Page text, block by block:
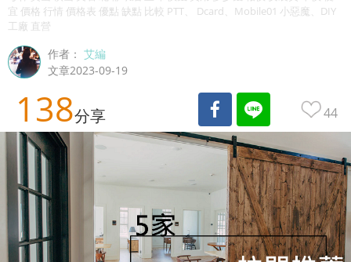
宜 價格 行情 價格表 優點 缺點 比較 PTT、 Dcard、Mobile01 小惡魔、DIY
工廠 直營
作者：艾編
文章2023-09-19
138分享 44